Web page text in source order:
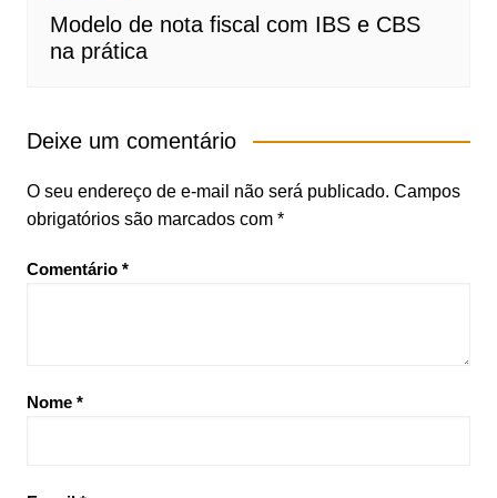
Modelo de nota fiscal com IBS e CBS
na prática
Deixe um comentário
O seu endereço de e-mail não será publicado. Campos
obrigatórios são marcados com *
Comentário *
Nome *